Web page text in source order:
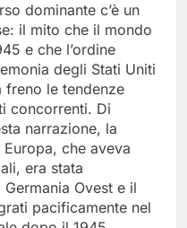
dominante c’è un
il mito che il mondo
e che l’ordine
degli Stati Uniti
freno le tendenze
concorrenti. Di
narrazione, la
che aveva
era stata
Ovest e il
pacificamente nel